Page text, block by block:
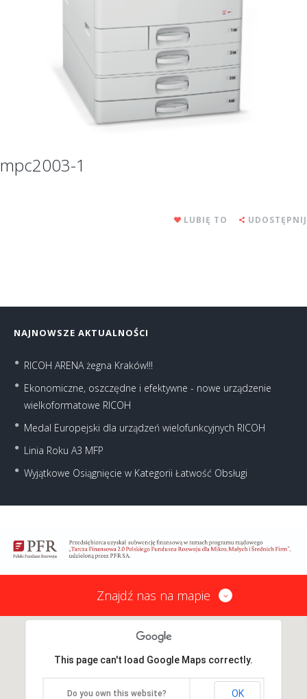
mpc2003-1
LUBIĘ TO UDOSTĘPNIJ
NAJNOWSZE AKTUALNOŚCI
RICOH ARENA żegna Kraków!!!
Ekonomiczne, oszczędne i efektywne - nowe urządzenie
wielkoformatowe RICOH
Medal Europejski dla urządzeń wielofunkcyjnych RICOH
Linia Roku A3 MFP
Wyjątkowe Osiągnięcie w Kategorii Łatwość Obsługi
Znajdź nas na mapie
This page can't load Google Maps correctly.
Do you own this website? OK